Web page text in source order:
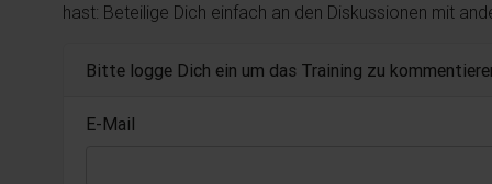
hast: Beteilige Dich einfach an den Diskussionen mit
Bitte logge Dich ein um das Training zu
E-Mail